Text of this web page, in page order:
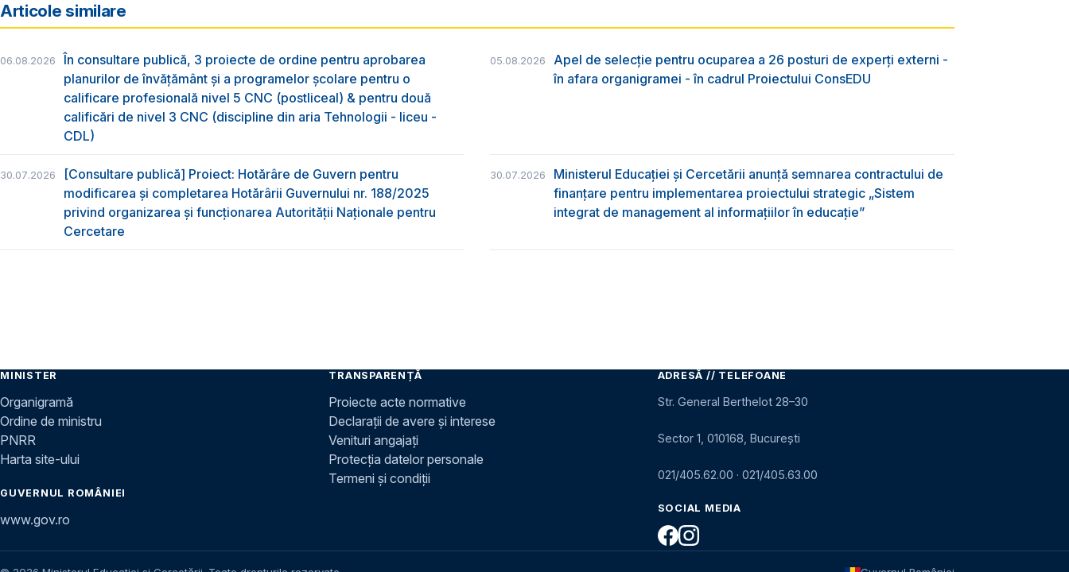
Articole similare
06.08.2026
În consultare publică, 3 proiecte de ordine pentru aprobarea
planurilor de învățământ și a programelor școlare pentru o
calificare profesională nivel 5 CNC (postliceal) & pentru două
calificări de nivel 3 CNC (discipline din aria Tehnologii - liceu -
CDL)
05.08.2026
Apel de selecție pentru ocuparea a 26 posturi de experți externi -
în afara organigramei - în cadrul Proiectului ConsEDU
30.07.2026
[Consultare publică] Proiect: Hotărâre de Guvern pentru
modificarea și completarea Hotărârii Guvernului nr. 188/2025
privind organizarea şi funcţionarea Autorităţii Naţionale pentru
Cercetare
30.07.2026
Ministerul Educației și Cercetării anunță semnarea contractului de
finanțare pentru implementarea proiectului strategic „Sistem
integrat de management al informațiilor în educație”
MINISTER
Organigramă
Ordine de ministru
PNRR
Harta site-ului
GUVERNUL ROMÂNIEI
www.gov.ro
TRANSPARENȚĂ
Proiecte acte normative
Declarații de avere și interese
Venituri angajați
Protecția datelor personale
Termeni și condiții
ADRESĂ // TELEFOANE
Str. General Berthelot 28–30
Sector 1, 010168, București
021/405.62.00 · 021/405.63.00
SOCIAL MEDIA